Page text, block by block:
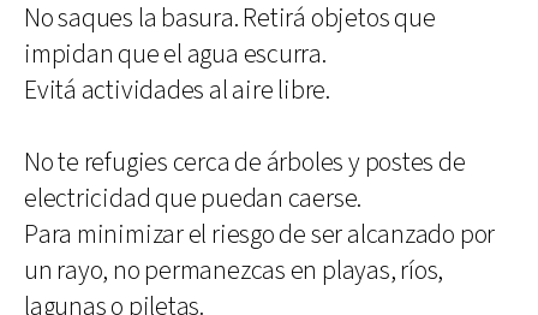
No saques la basura. Retirá objetos que
impidan que el agua escurra.
Evitá actividades al aire libre.
No te refugies cerca de árboles y postes de
electricidad que puedan caerse.
Para minimizar el riesgo de ser alcanzado por
un rayo, no permanezcas en playas, ríos,
lagunas o piletas.